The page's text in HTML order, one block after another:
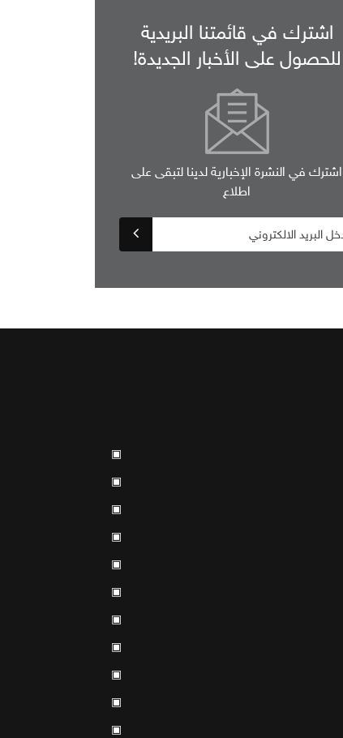
اشترك في قائمتنا البريدية
للحصول على الأخبار الجديدة!
اشترك في النشرة الإخبارية لدينا لتبقى على
اطلاع
▣
▣
▣
▣
▣
▣
▣
▣
▣
▣
▣